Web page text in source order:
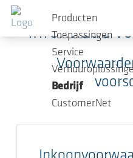
Ga naar de hoofdinhoud
Producten
Toepassingen
Service
Bedrijf
CustomerNet
Informatie